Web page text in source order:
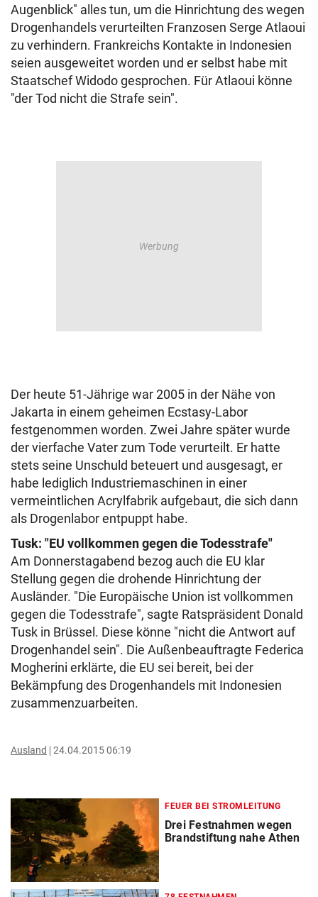
Augenblick" alles tun, um die Hinrichtung des wegen
Drogenhandels verurteilten Franzosen Serge Atlaoui
zu verhindern. Frankreichs Kontakte in Indonesien
seien ausgeweitet worden und er selbst habe mit
Staatschef Widodo gesprochen. Für Atlaoui könne
"der Tod nicht die Strafe sein".
Der heute 51-Jährige war 2005 in der Nähe von
Jakarta in einem geheimen Ecstasy-Labor
festgenommen worden. Zwei Jahre später wurde
der vierfache Vater zum Tode verurteilt. Er hatte
stets seine Unschuld beteuert und ausgesagt, er
habe lediglich Industriemaschinen in einer
vermeintlichen Acrylfabrik aufgebaut, die sich dann
als Drogenlabor entpuppt habe.
Tusk: "EU vollkommen gegen die Todesstrafe"
Am Donnerstagabend bezog auch die EU klar
Stellung gegen die drohende Hinrichtung der
Ausländer. "Die Europäische Union ist vollkommen
gegen die Todesstrafe", sagte Ratspräsident Donald
Tusk in Brüssel. Diese könne "nicht die Antwort auf
Drogenhandel sein". Die Außenbeauftragte Federica
Mogherini erklärte, die EU sei bereit, bei der
Bekämpfung des Drogenhandels mit Indonesien
zusammenzuarbeiten.
Ausland 24.04.2015 06:19
FEUER BEI STROMLEITUNG
Drei Festnahmen wegen
Brandstiftung nahe Athen